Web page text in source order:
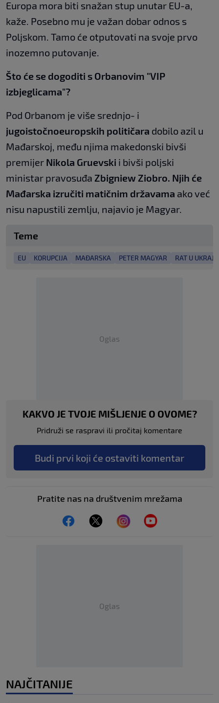
Europa mora biti snažan stup unutar EU-a,
kaže. Posebno mu je važan dobar odnos s
Poljskom. Tamo će otputovati na svoje prvo
inozemno putovanje.
Što će se dogoditi s Orbanovim "VIP
izbjeglicama"?
Pod Orbanom je više srednjo- i
jugoistočnoeuropskih političara dobilo azil u
Mađarskoj, među njima makedonski bivši
premijer Nikola Gruevski i bivši poljski
ministar pravosuđa Zbigniew Ziobro. Njih će
Mađarska izručiti matičnim državama ako već
nisu napustili zemlju, najavio je Magyar.
Teme
EU KORUPCIJA MAĐARSKA PETER MAGYAR RAT U
Oglas
KAKVO JE TVOJE MIŠLJENJE O OVOME?
Pridruži se raspravi ili pročitaj komentare
Budi prvi koji će ostaviti komentar
Pratite nas na društvenim mrežama
Oglas
NAJČITANIJE